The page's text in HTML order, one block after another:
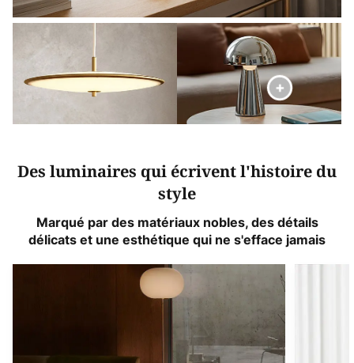
Des luminaires qui écrivent l'histoire du
style
Marqué par des matériaux nobles, des détails
délicats et une esthétique qui ne s'efface jamais